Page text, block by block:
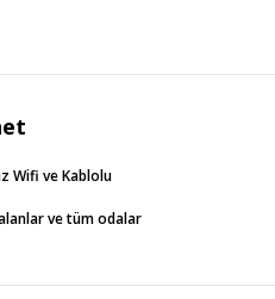
Wifi ve Kablolu
ve tüm odalar